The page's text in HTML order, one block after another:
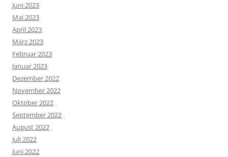
Juni 2023
Mai 2023
April 2023
März 2023
Februar 2023
Januar 2023
Dezember 2022
November 2022
Oktober 2022
September 2022
August 2022
Juli 2022
Juni 2022